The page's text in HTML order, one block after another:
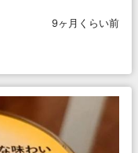
9ヶ月くらい前